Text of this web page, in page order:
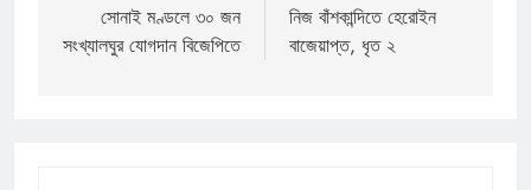
navigation
সোনাই মণ্ডলে ৩০ জন
সংখ্যালঘুর যোগদান বিজেপিতে
নিজ বাঁশকান্দিতে হেরোইন
বাজেয়াপ্ত, ধৃত ২